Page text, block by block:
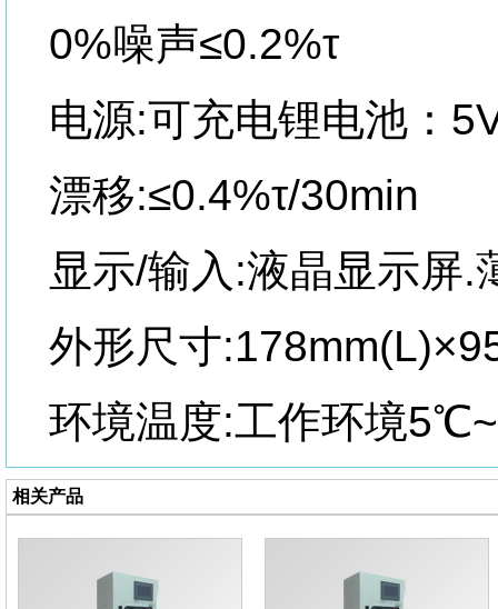
0%噪声≤0.2%τ
电源:可充电锂电池：
漂移:≤0.4%τ/30min
显示/输入:液晶显示屏.
外形尺寸
环境温度:工作环境
相关产品